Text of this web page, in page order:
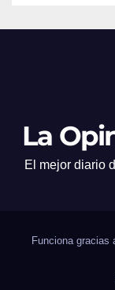
La
El mejor diario
Funciona gracias